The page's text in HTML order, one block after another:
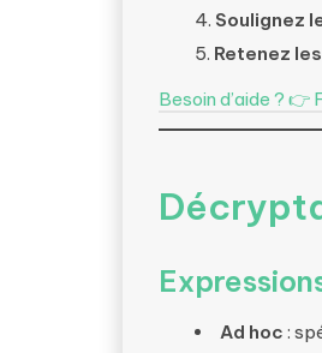
Soulignez
Retenez
Besoin d’aide ?
Ad hoc :